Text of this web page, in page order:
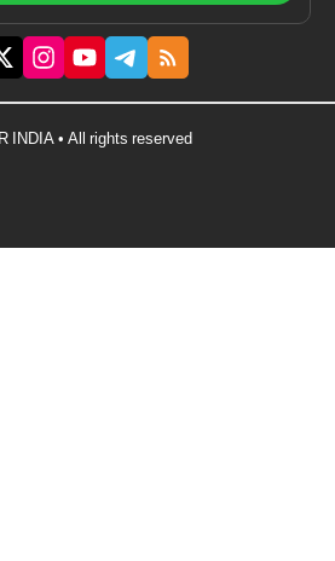
INDIA • All rights reserved